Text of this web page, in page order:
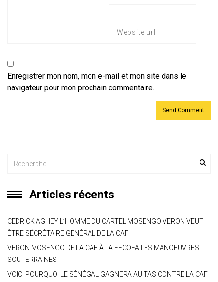
Enregistrer mon nom, mon e-mail et mon site dans le
navigateur pour mon prochain commentaire.
Articles récents
CEDRICK AGHEY L’HOMME DU CARTEL MOSENGO VERON VEUT
ÊTRE SÉCRÉTAIRE GÉNÉRAL DE LA CAF
VERON MOSENGO DE LA CAF À LA FECOFA LES MANOEUVRES
SOUTERRAINES
VOICI POURQUOI LE SÉNÉGAL GAGNERA AU TAS CONTRE LA CAF